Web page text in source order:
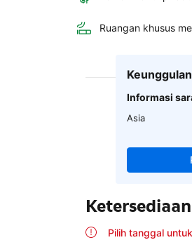
Ruangan khusus
Informasi
Asia
Ketersediaan
Pilih tanggal